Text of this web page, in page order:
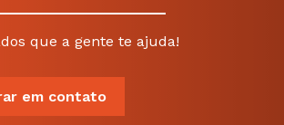
que a gente te ajuda!
em contato